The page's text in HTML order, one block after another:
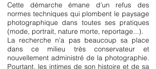
Cette démarche émane d'un refus des
normes techniques qui plombent le paysage
photographique dans toutes ses pratiques
(mode, portrait, nature morte, reportage...).
La recherche n'a pas beaucoup sa place
dans ce milieu très conservateur et
nouvellement administré de la photographie.
Pourtant, les intimes de son histoire et de sa